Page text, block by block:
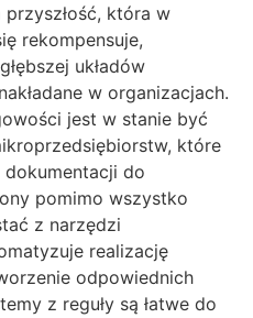
która w
rekompensuje,
układów
w organizacjach.
jest w stanie być
które
do
pomimo wszystko
z narzędzi
realizację
odpowiednich
z reguły są łatwe do